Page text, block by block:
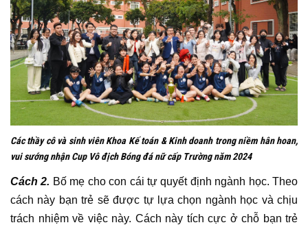
Các thầy cô và sinh viên Khoa Kế toán & Kinh doanh trong niềm hân hoan,
vui sướng nhận Cup Vô địch Bóng đá nữ cấp Trường năm 2024
Cách 2. Bố mẹ cho con cái tự quyết định ngành học. Theo
cách này bạn trẻ sẽ được tự lựa chọn ngành học và chịu
trách nhiệm về việc này. Cách này tích cực ở chỗ bạn trẻ